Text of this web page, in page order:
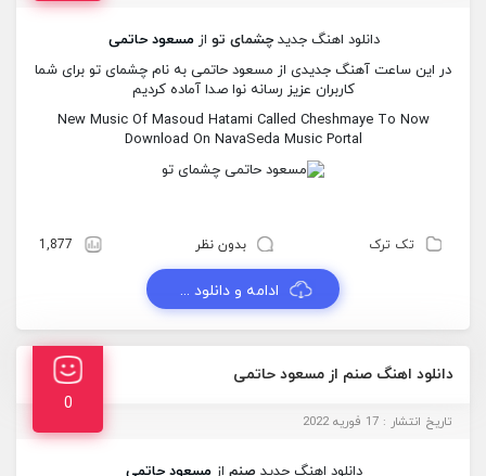
دانلود اهنگ جدید چشمای تو از مسعود حاتمی
در این ساعت آهنگ جدیدی از مسعود حاتمی به نام چشمای تو برای شما
کاربران عزیز رسانه نوا صدا آماده کردیم
New Music Of Masoud Hatami Called Cheshmaye To Now
Download On NavaSeda Music Portal
تک ترک بدون نظر 1,877
ادامه و دانلود ...
دانلود اهنگ صنم از مسعود حاتمی
0
تاریخ انتشار : 17 فوریه 2022
دانلود اهنگ جدید صنم از مسعود حاتمی